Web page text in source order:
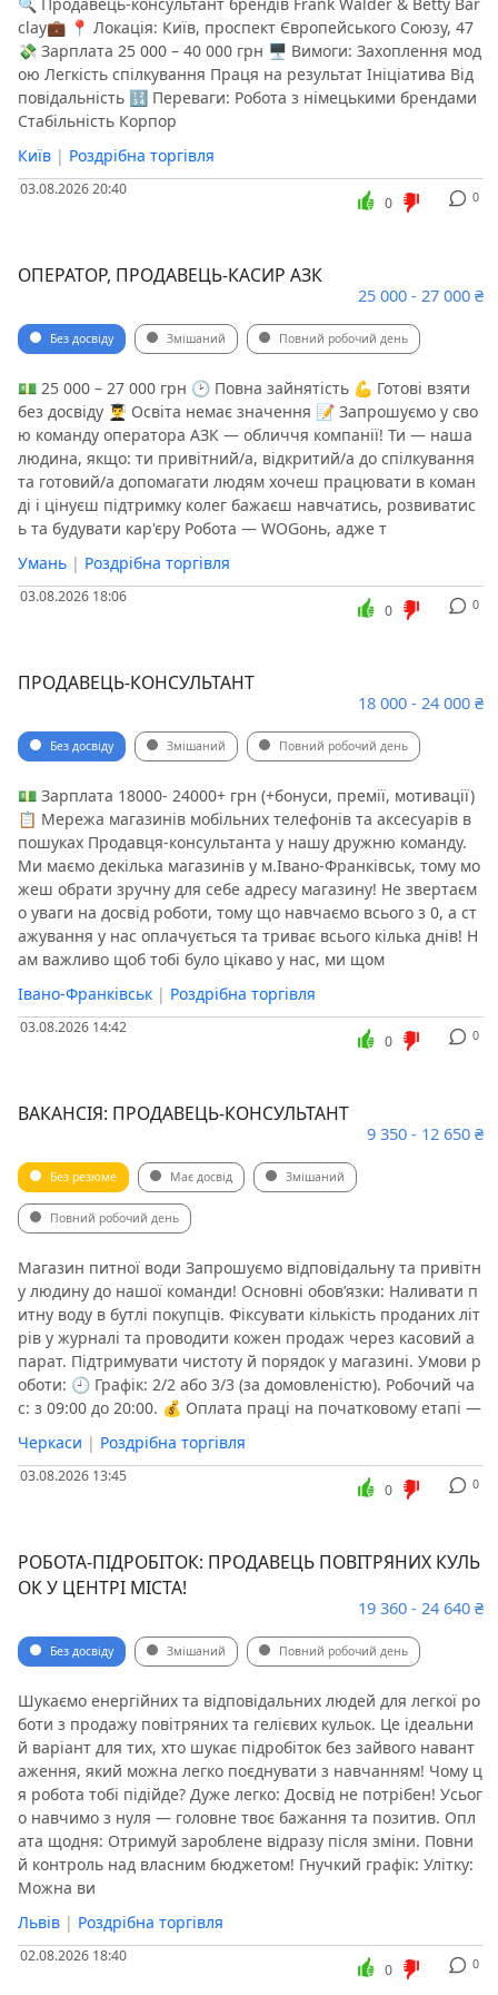
clay💼 📍 Локація: Київ, проспект Європейського Союзу, 47
💸 Зарплата 25 000 – 40 000 грн 🖥 Вимоги: Захоплення мод
ою Легкість спілкування Праця на результат Ініціатива Від
повідальність 🔢 Переваги: Робота з німецькими брендами
Стабільність Корпор
Київ | Роздрібна торгівля
03.08.2026 20:40 0
0
ОПЕРАТОР, ПРОДАВЕЦЬ-КАСИР АЗК
25 000 - 27 000 ₴
Без досвіду Змішаний Повний робочий день
💵 25 000 – 27 000 грн 🕑 Повна зайнятість 💪 Готові взяти
без досвіду 👨‍🎓 Освіта немає значення 📝 Запрошуємо у сво
ю команду оператора АЗК — обличчя компанії! Ти — наша
людина, якщо: ти привітний/а, відкритий/а до спілкування
та готовий/а допомагати людям хочеш працювати в коман
ді і цінуєш підтримку колег бажаєш навчатись, розвиватис
ь та будувати кар'єру Робота — WOGонь, адже т
Умань | Роздрібна торгівля
03.08.2026 18:06 0
0
ПРОДАВЕЦЬ-КОНСУЛЬТАНТ
18 000 - 24 000 ₴
Без досвіду Змішаний Повний робочий день
💵 Зарплата 18000- 24000+ грн (+бонуси, премії, мотивації)
📋 Мережа магазинів мобільних телефонів та аксесуарів в
пошуках Продавця-консультанта у нашу дружню команду.
Ми маємо декілька магазинів у м.Івано-Франківськ, тому мо
жеш обрати зручну для себе адресу магазину! Не звертаєм
о уваги на досвід роботи, тому що навчаємо всього з 0, а ст
ажування у нас оплачується та триває всього кілька днів! Н
ам важливо щоб тобі було цікаво у нас, ми щом
Івано-Франківськ | Роздрібна торгівля
03.08.2026 14:42 0
0
ВАКАНСІЯ: ПРОДАВЕЦЬ-КОНСУЛЬТАНТ
9 350 - 12 650 ₴
Без резюме Має досвід Змішаний
Повний робочий день
Магазин питної води Запрошуємо відповідальну та привітн
у людину до нашої команди! Основні обов’язки: Наливати п
итну воду в бутлі покупців. Фіксувати кількість проданих літ
рів у журналі та проводити кожен продаж через касовий а
парат. Підтримувати чистоту й порядок у магазині. Умови р
оботи: 🕘 Графік: 2/2 або 3/3 (за домовленістю). Робочий ча
с: з 09:00 до 20:00. 💰 Оплата праці на початковому етапі —
Черкаси | Роздрібна торгівля
03.08.2026 13:45 0
0
РОБОТА-ПІДРОБІТОК: ПРОДАВЕЦЬ ПОВІТРЯНИХ КУЛЬ
ОК У ЦЕНТРІ МІСТА!
19 360 - 24 640 ₴
Без досвіду Змішаний Повний робочий день
Шукаємо енергійних та відповідальних людей для легкої ро
боти з продажу повітряних та гелієвих кульок. Це ідеальни
й варіант для тих, хто шукає підробіток без зайвого навант
аження, який можна легко поєднувати з навчанням! Чому ц
я робота тобі підійде? ​Дуже легко: Досвід не потрібен! Усьог
о навчимо з нуля — головне твоє бажання та позитив. ​Опл
ата щодня: Отримуй зароблене відразу після зміни. Повни
й контроль над власним бюджетом! ​Гнучкий графік: ​Улітку:
Можна ви
Львів | Роздрібна торгівля
02.08.2026 18:40 0
0